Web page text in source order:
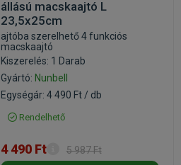
állású macskaajtó L
23,5x25cm
ajtóba szerelhető 4 funkciós
macskaajtó
Kiszerelés: 1 Darab
Gyártó: Nunbell
Egységár: 4 490 Ft / db
Rendelhető
4 490 Ft 5 987 Ft